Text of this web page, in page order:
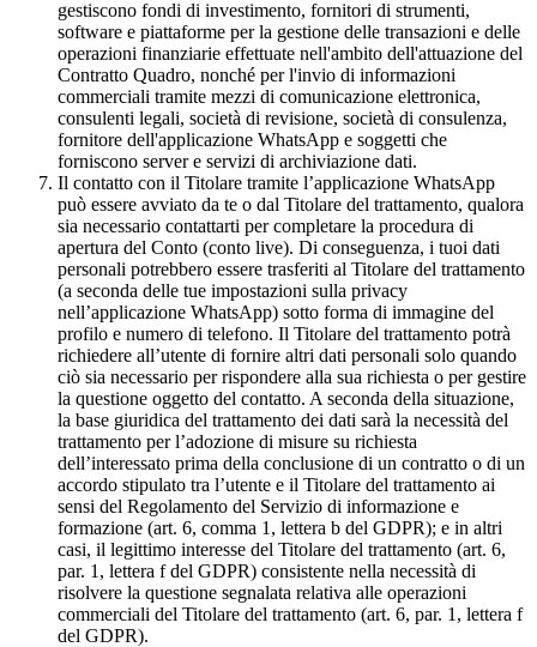
gestiscono fondi di investimento, fornitori di strumenti,
software e piattaforme per la gestione delle transazioni e delle
operazioni finanziarie effettuate nell'ambito dell'attuazione del
Contratto Quadro, nonché per l'invio di informazioni
commerciali tramite mezzi di comunicazione elettronica,
consulenti legali, società di revisione, società di consulenza,
fornitore dell'applicazione WhatsApp e soggetti che
forniscono server e servizi di archiviazione dati.
Il contatto con il Titolare tramite l’applicazione WhatsApp
può essere avviato da te o dal Titolare del trattamento, qualora
sia necessario contattarti per completare la procedura di
apertura del Conto (conto live). Di conseguenza, i tuoi dati
personali potrebbero essere trasferiti al Titolare del trattamento
(a seconda delle tue impostazioni sulla privacy
nell’applicazione WhatsApp) sotto forma di immagine del
profilo e numero di telefono. Il Titolare del trattamento potrà
richiedere all’utente di fornire altri dati personali solo quando
ciò sia necessario per rispondere alla sua richiesta o per gestire
la questione oggetto del contatto. A seconda della situazione,
la base giuridica del trattamento dei dati sarà la necessità del
trattamento per l’adozione di misure su richiesta
dell’interessato prima della conclusione di un contratto o di un
accordo stipulato tra l’utente e il Titolare del trattamento ai
sensi del Regolamento del Servizio di informazione e
formazione (art. 6, comma 1, lettera b del GDPR); e in altri
casi, il legittimo interesse del Titolare del trattamento (art. 6,
par. 1, lettera f del GDPR) consistente nella necessità di
risolvere la questione segnalata relativa alle operazioni
commerciali del Titolare del trattamento (art. 6, par. 1, lettera f
del GDPR).